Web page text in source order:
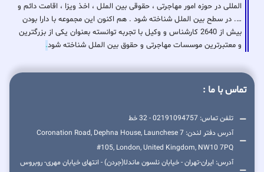
المللی در حوزه امور مهاجرتی ، حقوقی بین الملل ، اخذ ویزا ، اقامت دائم و
…. در سطح بین الملل شناخته شود . هم اکنون این مجموعه با دارا بودن
بیش از 2640 کارشناس و وکیل با تجربه توانسته بعنوان یکی از بزرگترین
و معتبرترین موسسات مهاجرتی و حقوق بین الملل شناخته شود.
تماس با ما :
تلفن تماس: 02191094757 - 32 خط
آدرس دفتر لندن: 7 Coronation Road, Dephna House, Launchese
#105, London, United Kingdom, NW10 7PQ
آدرس: ایران-تهران - خیابان نلسون ماندلا(جردن) - انتهای خیابان مهری- روبروس